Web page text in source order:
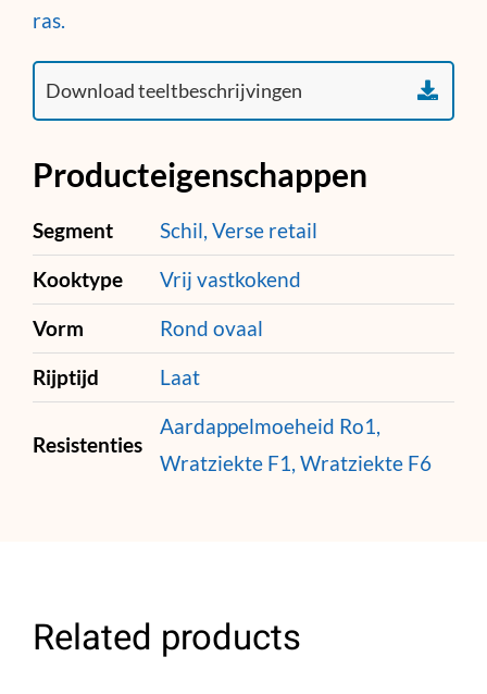
ras.
Producteigenschappen
Segment
Schil, Verse retail
Kooktype
Vrij vastkokend
Vorm
Rond ovaal
Rijptijd
Laat
Resistenties
Aardappelmoeheid Ro1,
Wratziekte F1, Wratziekte F6
Related products